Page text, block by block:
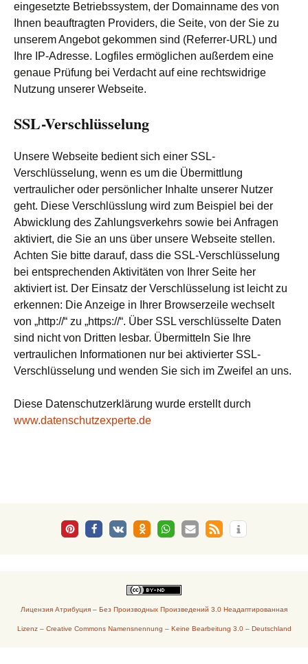
eingesetzte Betriebssystem, der Domainname des von
Ihnen beauftragten Providers, die Seite, von der Sie zu
unserem Angebot gekommen sind (Referrer-URL) und
Ihre IP-Adresse. Logfiles ermöglichen außerdem eine
genaue Prüfung bei Verdacht auf eine rechtswidrige
Nutzung unserer Webseite.
SSL-Verschlüsselung
Unsere Webseite bedient sich einer SSL-
Verschlüsselung, wenn es um die Übermittlung
vertraulicher oder persönlicher Inhalte unserer Nutzer
geht. Diese Verschlüsslung wird zum Beispiel bei der
Abwicklung des Zahlungsverkehrs sowie bei Anfragen
aktiviert, die Sie an uns über unsere Webseite stellen.
Achten Sie bitte darauf, dass die SSL-Verschlüsselung
bei entsprechenden Aktivitäten von Ihrer Seite her
aktiviert ist. Der Einsatz der Verschlüsselung ist leicht zu
erkennen: Die Anzeige in Ihrer Browserzeile wechselt
von „http://“ zu „https://“. Über SSL verschlüsselte Daten
sind nicht von Dritten lesbar. Übermitteln Sie Ihre
vertraulichen Informationen nur bei aktivierter SSL-
Verschlüsselung und wenden Sie sich im Zweifel an uns.
Diese Datenschutzerklärung wurde erstellt durch
www.datenschutzexperte.de
Лицензия Атрибуция – Без Производных Произведений 3.0 Неадаптированная
Lizenz – Creative Commons Namensnennung – Keine Bearbeitung 3.0 – Deutschland